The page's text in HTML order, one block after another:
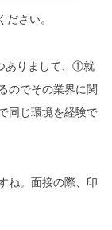
さい。
ありまして、①就
のでその業界に関
同じ環境を経験で
ね。面接の際、印